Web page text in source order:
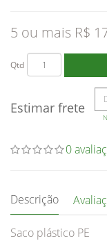
5 ou mais R$
Qtd
Estimar frete
0
Descrição
Saco plástico PE